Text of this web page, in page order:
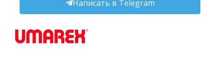
Написать в Telegram